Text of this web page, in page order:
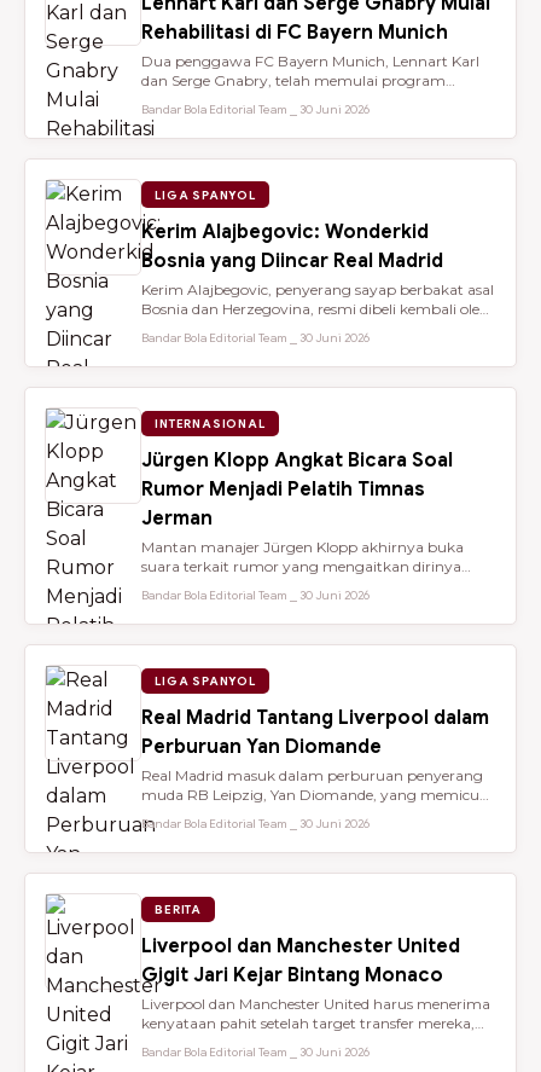
Rehabilitasi di FC Bayern Munich
Dua penggawa FC Bayern Munich, Lennart Karl
dan Serge Gnabry, telah memulai program
Bandar Bola Editorial Team ⎯ 30 Juni 2026
LIGA SPANYOL
Kerim Alajbegovic: Wonderkid
Bosnia yang Diincar Real Madrid
Kerim Alajbegovic, penyerang sayap berbakat asal
Bosnia dan Herzegovina, resmi dibeli kembali oleh
Bandar Bola Editorial Team ⎯ 30 Juni 2026
INTERNASIONAL
Jürgen Klopp Angkat Bicara Soal
Rumor Menjadi Pelatih Timnas
Jerman
Mantan manajer Jürgen Klopp akhirnya buka
suara terkait rumor yang mengaitkan dirinya
Bandar Bola Editorial Team ⎯ 30 Juni 2026
LIGA SPANYOL
Real Madrid Tantang Liverpool dalam
Perburuan Yan Diomande
Real Madrid masuk dalam perburuan penyerang
muda RB Leipzig, Yan Diomande, yang memicu
Bandar Bola Editorial Team ⎯ 30 Juni 2026
BERITA
Liverpool dan Manchester United
Gigit Jari Kejar Bintang Monaco
Liverpool dan Manchester United harus menerima
kenyataan pahit setelah target transfer mereka,
Bandar Bola Editorial Team ⎯ 30 Juni 2026